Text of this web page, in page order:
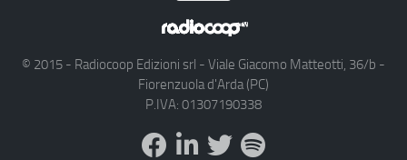
© 2015 - Radiocoop Edizioni srl - Viale Giacomo Matteotti, 36/b -
Fiorenzuola d'Arda (PC)
P.IVA: 01307190338